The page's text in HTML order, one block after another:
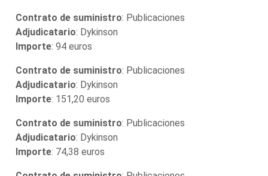
Contrato de suministro: Publicaciones
Adjudicatario: Dykinson
Importe: 94 euros
Contrato de suministro: Publicaciones
Adjudicatario: Dykinson
Importe: 151,20 euros
Contrato de suministro: Publicaciones
Adjudicatario: Dykinson
Importe: 74,38 euros